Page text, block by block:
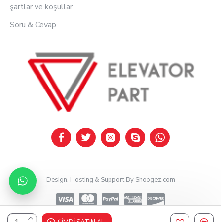
şartlar ve koşullar
Soru & Cevap
Design, Hosting & Support By Shopgez.com